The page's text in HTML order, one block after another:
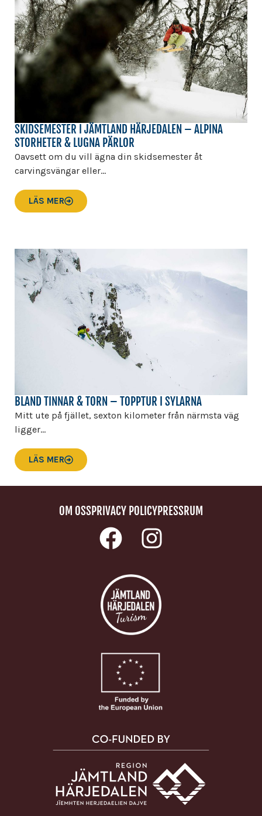
SKIDSEMESTER I JÄMTLAND HÄRJEDALEN – ALPINA
STORHETER & LUGNA PÄRLOR
Oavsett om du vill ägna din skidsemester åt
carvingsvängar eller...
LÄS MER
BLAND TINNAR & TORN – TOPPTUR I SYLARNA
Mitt ute på fjället, sexton kilometer från närmsta väg
ligger...
LÄS MER
OM OSSPRIVACY POLICYPRESSRUM